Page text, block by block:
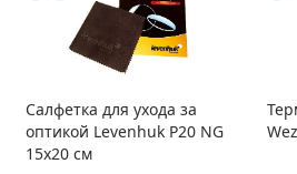
Салфетка для ухода за
оптикой Levenhuk P20 NG
15x20 см